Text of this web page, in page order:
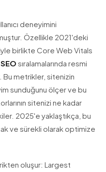
deneyimini
Özellikle 2021'deki
birlikte Core Web Vitals
SEO sıralamalarında resmi
metrikler, sitenizin
sunduğunu ölçer ve bu
sitenizi ne kadar
2025'e yaklaştıkça, bu
ve sürekli olarak optimize
oluşur: Largest